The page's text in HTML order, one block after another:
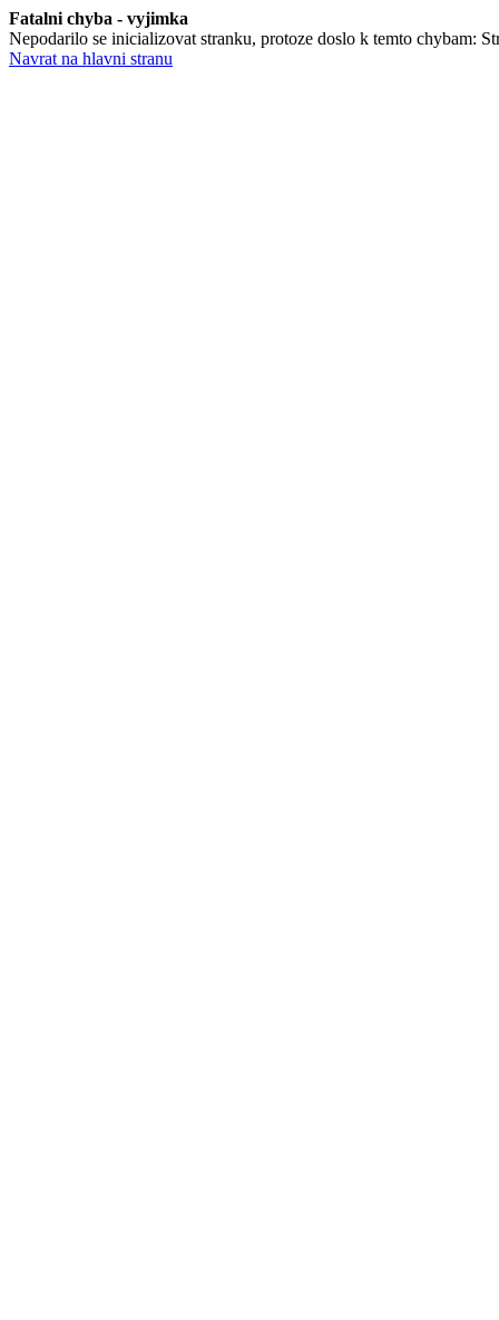
Fatalni chyba - vyjimka
Nepodarilo se inicializovat stranku, protoze doslo k temto chybam:
Navrat na hlavni stranu